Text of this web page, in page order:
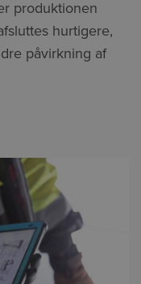
produktionen
hurtigere,
påvirkning af